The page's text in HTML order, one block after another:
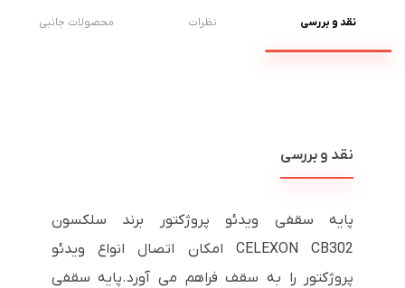
نقد و بررسی نظرات محصولات جانبی
نقد و بررسی
پایه سقفی ویدئو پروژکتور برند سلکسون
CELEXON CB302 امکان اتصال انواع ویدئو
پروژکتور را به سقف فراهم می آورد.پایه سقفی